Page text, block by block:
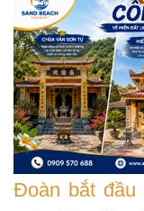
Đoàn bắt đầu